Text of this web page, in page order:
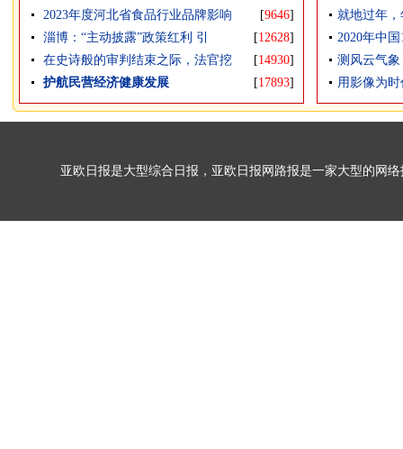
2023年度河北省食品行业品牌影响
[9646]
淄博：“主动披露”政策红利 引
[12628]
在史诗般的审判结束之际，法官挖
[14930]
护航民营经济健康发展
[17893]
就地过年
2020年中
测风云气
用影像为
亚欧日报是大型综合日报，亚欧日报网路报是一家大型的网